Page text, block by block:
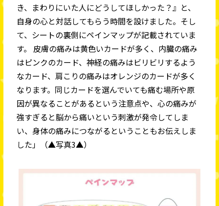
き、まわりにいた人にどうしてほしかった？』と、
自身の心と対話してもらう時間を設けました。そし
て、シートの裏側にペインマップが記載されていま
す。 皮膚の痛みは黄色いカードが多く、内臓の痛み
はピンクのカード、神経の痛みはビリビリするよう
なカード、肩こりの痛みはオレンジのカードが多く
なります。同じカードを選んでいても痛む場所や原
因が異なることがあるという注意点や、心の痛みが
強すぎると脳から痛いという刺激が発令してしま
い、身体の痛みにつながるということもお伝えしま
した」（▲写真3▲）